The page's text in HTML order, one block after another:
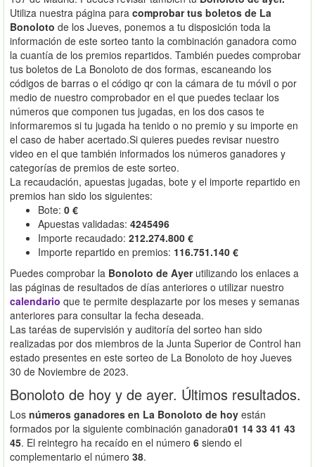
Utiliza nuestra página para comprobar tus boletos de La
Bonoloto de los Jueves, ponemos a tu disposición toda la
información de este sorteo tanto la combinación ganadora como
la cuantía de los premios repartidos. También puedes comprobar
tus boletos de La Bonoloto de dos formas, escaneando los
códigos de barras o el código qr con la cámara de tu móvil o por
medio de nuestro comprobador en el que puedes teclaar los
números que componen tus jugadas, en los dos casos te
informaremos si tu jugada ha tenido o no premio y su importe en
el caso de haber acertado.Si quieres puedes revisar nuestro
video en el que también informados los números ganadores y
categorías de premios de este sorteo.
La recaudación, apuestas jugadas, bote y el importe repartido en
premios han sido los siguientes:
Bote: 0 €
Apuestas validadas: 4245496
Importe recaudado: 212.274.800 €
Importe repartido en premios: 116.751.140 €
Puedes comprobar la Bonoloto de Ayerutilizando los enlaces a
las páginas de resultados de días anteriores o utilizar nuestro
calendario que te permite desplazarte por los meses y semanas
anteriores para consultar la fecha deseada.
Las taréas de supervisión y auditoría del sorteo han sido
realizadas por dos miembros de la Junta Superior de Control han
estado presentes en este sorteo de La Bonoloto de hoy Jueves
30 de Noviembre de 2023.
Bonoloto de hoy y de ayer. Últimos resultados.
Los números ganadores en La Bonoloto de hoy están
formados por la siguiente combinación ganadora01 14 33 41 43
45. El reintegro ha recaído en el número 6 siendo el
complementario el número 38.